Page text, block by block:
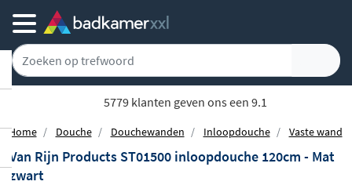
5779 klanten geven ons een 9.1
Home Douche Douchewanden Inloopdouche Vaste wand
Van Rijn Products ST01500 inloopdouche 120cm - Mat
zwart